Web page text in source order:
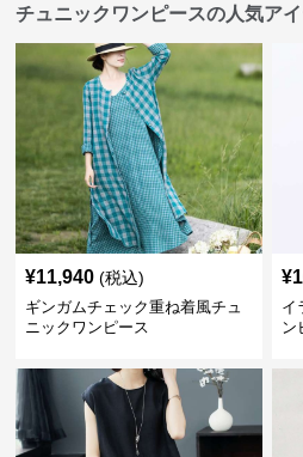
チュニックワンピースの人気ア
¥11,940 (税込)
ギンガムチェック重ね着風チュ
ニックワンピース
¥
イ
ン